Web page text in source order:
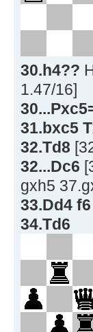
30.h4??
1.47/16]
31.bxc5
32.Td8
32...Dc6
gxh5
33.Dd4 f6
34.Td6